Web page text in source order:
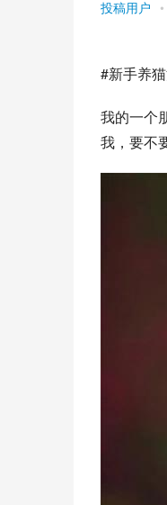
投稿用户 •
#新手养
我的一个
我，要不